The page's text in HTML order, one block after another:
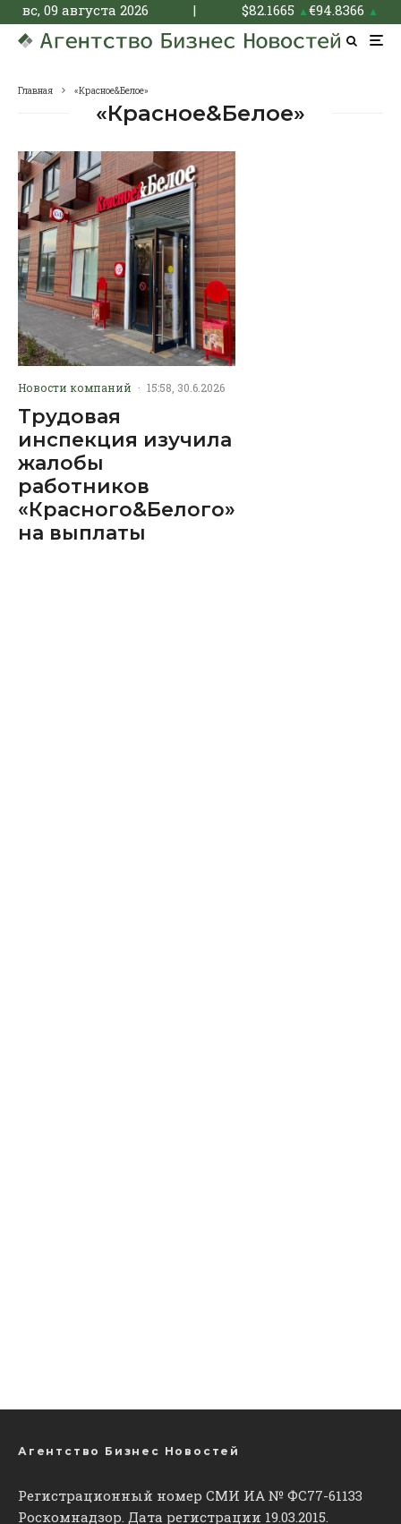
вс, 09 августа 2026 | $82.1665 ▲€94.8366 ▲
Главная «Красное&Белое»
«Красное&Белое»
Новости компаний · 15:58, 30.6.2026
Трудовая
инспекция изучила
жалобы
работников
«Красного&Белого»
на выплаты
Агентство Бизнес Новостей
Регистрационный номер СМИ ИА № ФС77-61133
Роскомнадзор. Дата регистрации 19.03.2015.